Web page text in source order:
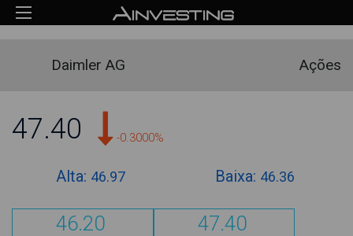
Daimler AG Ações
47.40 -0.3000%
Alta: 46.97 Baixa: 46.36
46.20 47.40